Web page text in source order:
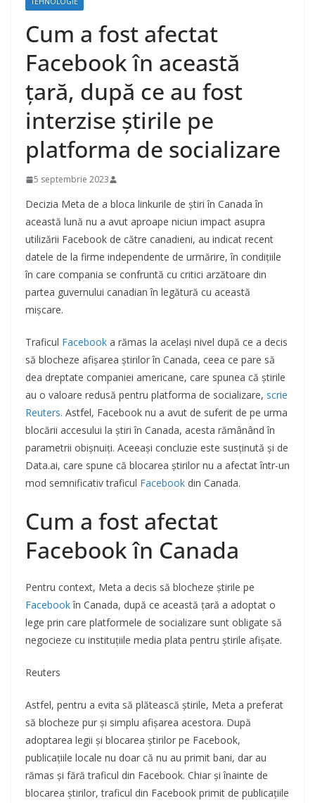
Cum a fost afectat
Facebook în această
țară, după ce au fost
interzise știrile pe
platforma de socializare
5 septembrie 2023
Decizia Meta de a bloca linkurile de știri în Canada în
această lună nu a avut aproape niciun impact asupra
utilizării Facebook de către canadieni, au indicat recent
datele de la firme independente de urmărire, în condițiile
în care compania se confruntă cu critici arzătoare din
partea guvernului canadian în legătură cu această
mișcare.
Traficul Facebook a rămas la același nivel după ce a decis
să blocheze afișarea știrilor în Canada, ceea ce pare să
dea dreptate companiei americane, care spunea că știrile
au o valoare redusă pentru platforma de socializare, scrie
Reuters. Astfel, Facebook nu a avut de suferit de pe urma
blocării accesului la știri în Canada, acesta rămânând în
parametrii obișnuiți. Aceeași concluzie este susținută și de
Data.ai, care spune că blocarea știrilor nu a afectat într-un
mod semnificativ traficul Facebook din Canada.
Cum a fost afectat
Facebook în Canada
Pentru context, Meta a decis să blocheze știrile pe
Facebookîn Canada, după ce această țară a adoptat o
lege prin care platformele de socializare sunt obligate să
negocieze cu instituțiile media plata pentru știrile afișate.
Reuters
Astfel, pentru a evita să plătească știrile, Meta a preferat
să blocheze pur și simplu afișarea acestora. După
adoptarea legii și blocarea știrilor pe Facebook,
publicațiile locale nu doar că nu au primit bani, dar au
rămas și fără traficul din Facebook. Chiar și înainte de
blocarea știrilor, traficul din Facebook primit de publicațiile